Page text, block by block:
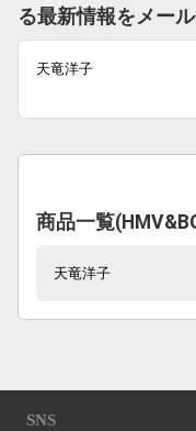
る最新情報をメー
天竜洋子
商品一覧
天竜洋子
SNS